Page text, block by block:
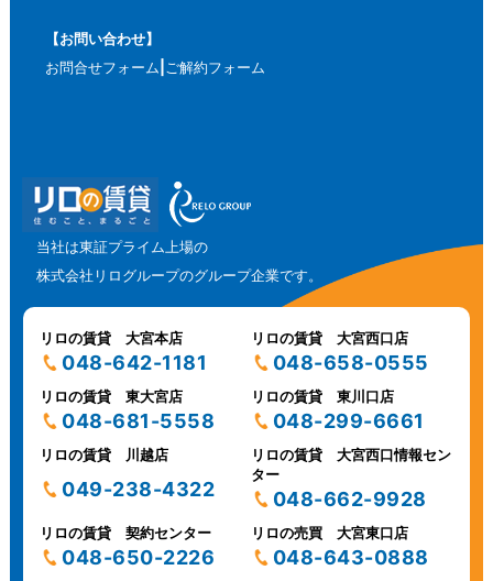
【お問い合わせ】
お問合せフォーム ご解約フォーム
当社は東証プライム上場の
株式会社リログループのグループ企業です。
リロの賃貸 大宮本店
048-642-1181
リロの賃貸 大宮西口店
048-658-0555
リロの賃貸 東大宮店
048-681-5558
リロの賃貸 東川口店
048-299-6661
リロの賃貸 川越店
049-238-4322
リロの賃貸 大宮西口情報セン
ター
048-662-9928
リロの賃貸 契約センター
048-650-2226
リロの売買 大宮東口店
048-643-0888